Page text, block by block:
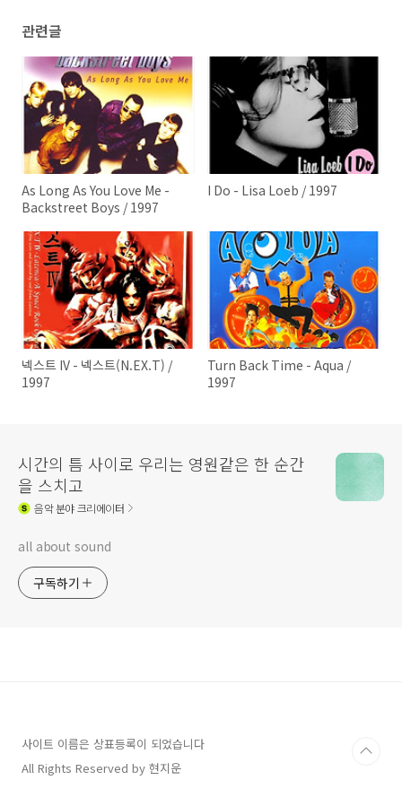
관련글
As Long As You Love Me -
Backstreet Boys / 1997
I Do - Lisa Loeb / 1997
넥스트 IV - 넥스트(N.EX.T) /
1997
Turn Back Time - Aqua /
1997
시간의 틈 사이로 우리는 영원같은 한 순간
을 스치고
음악분야 크리에이터
all about sound
구독하기
사이트 이름은 상표등록이 되었습니다
All Rights Reserved by 현지운